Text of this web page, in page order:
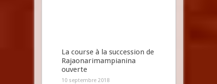
La course à la succession de
Rajaonarimampianina
ouverte
10 septembre 2018